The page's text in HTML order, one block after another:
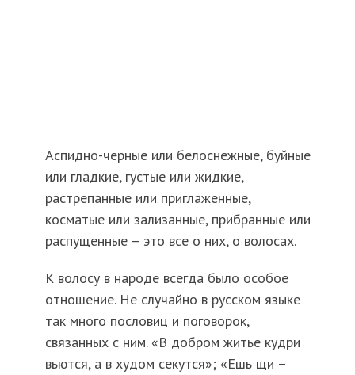
Аспидно-черные или белоснежные, буйные
или гладкие, густые или жидкие,
растрепанные или приглаженные,
косматые или зализанные, прибранные или
распущенные – это все о них, о волосах.
К волосу в народе всегда было особое
отношение. Не случайно в русском языке
так много пословиц и поговорок,
связанных с ним. «В добром житье кудри
вьются, а в худом секутся»; «Ешь щи –